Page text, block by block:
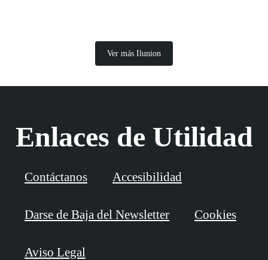
Ver más Ilunion
Enlaces de Utilidad
Contáctanos Accesibilidad
Darse de Baja del Newsletter Cookies
Aviso Legal